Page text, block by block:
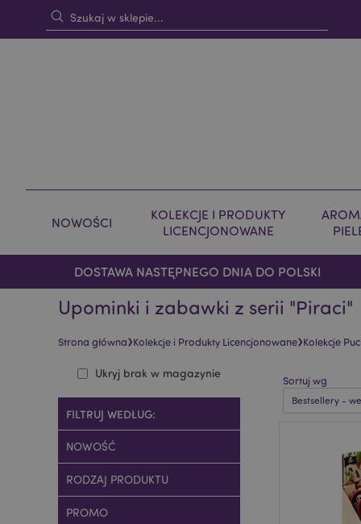
NOWOŚCI
KOLEKCJE I PRODUKTY
LICENCJONOWANE
DOSTAWA NASTĘPNEGO DNIA DO POLSKI
Upominki i zabawki z serii "Piraci"
Strona główna›Kolekcje i Produkty Licencjonowane›Kolekcje
Sortuj wg
Ukryj brak w magazynie
FILTRUJ WEDŁUG:
NOWOŚĆ
RODZAJ PRODUKTU
PROMO